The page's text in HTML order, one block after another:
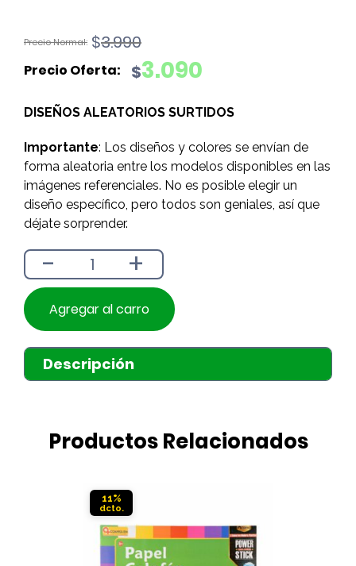
$3.990
El
original
$3.990.
$3.090
El
actual
$3.090.
DISEÑOS ALEATORIOS SURTIDOS
Importante: Los diseños y colores se envían de
forma aleatoria entre los modelos disponibles en las
imágenes referenciales. No es posible elegir un
diseño específico, pero todos son geniales, así que
déjate sorprender.
- +
Agregar al carro
Descripción
Productos Relacionados
11%